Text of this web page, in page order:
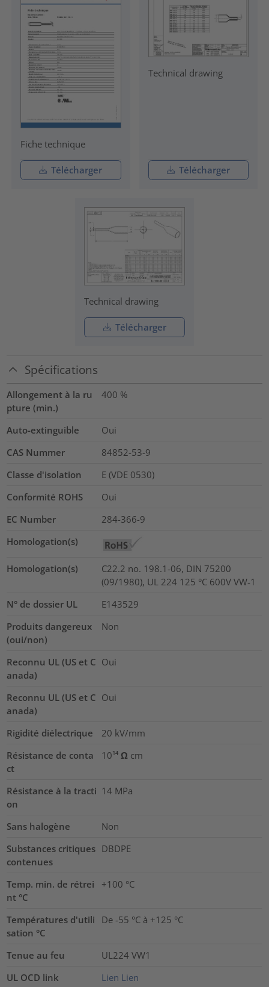
Fiche technique
Télécharger
Technical drawing
Télécharger
Technical drawing
Télécharger
Spécifications
Allongement à la ru
pture (min.)
400 %
Auto-extinguible
Oui
CAS Nummer
84852-53-9
Classe d'isolation
E (VDE 0530)
Conformité ROHS
Oui
EC Number
284-366-9
Homologation(s)
Homologation(s)
C22.2 no. 198.1-06, DIN 75200
(09/1980), UL 224 125 °C 600V VW-1
N° de dossier UL
E143529
Produits dangereux
(oui/non)
Non
Reconnu UL (US et C
anada)
Oui
Reconnu UL (US et C
anada)
Oui
Rigidité diélectrique 20 kV/mm
Résistance de conta
ct
10¹⁴ Ω cm
Résistance à la tracti
on
14 MPa
Sans halogène
Non
Substances critiques
contenues
DBDPE
Temp. min. de rétrei
nt °C
+100 °C
Températures d'utili
sation °C
De -55 °C à +125 °C
Tenue au feu
UL224 VW1
UL OCD link
Lien Lien